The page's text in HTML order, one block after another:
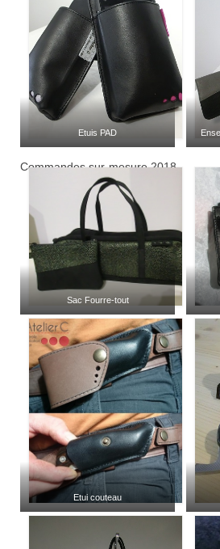
Etuis PAD
Commandes sur-mesure 2018
Sac Fourre-tout
Etui couteau